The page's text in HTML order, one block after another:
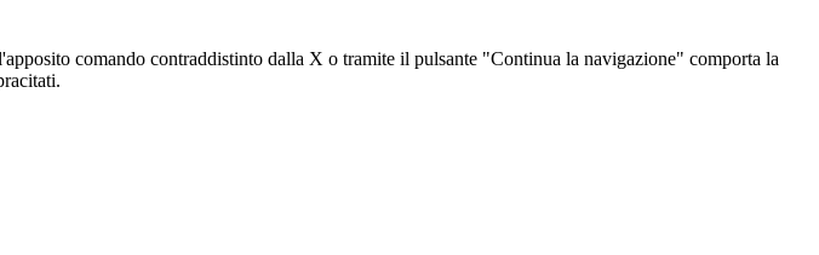
comando contraddistinto dalla X o tramite il pulsante "Continua la navigazione" comporta la